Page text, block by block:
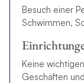
Besuch einer
Schwimmen,
Keine
Geschäften